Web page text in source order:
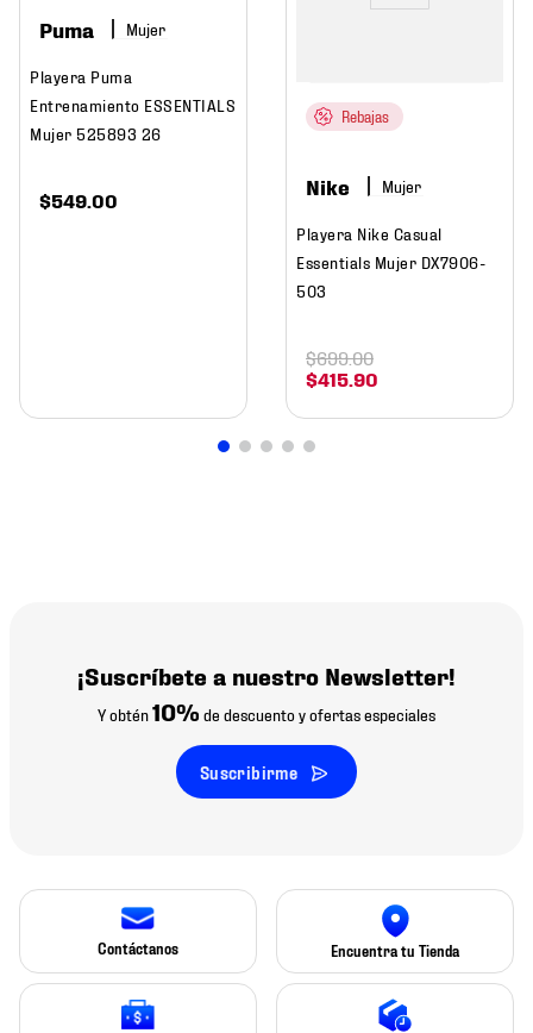
Puma Mujer
Playera Puma
Entrenamiento ESSENTIALS
Mujer 525893 26
$549 00
Rebajas
Nike Mujer
Playera Nike Casual
Essentials Mujer DX7906-
503
$415 90
$699.00
¡Suscríbete a nuestro Newsletter!
Y obtén10% de descuento y ofertas especiales
Suscribirme
Contáctanos Encuentra tu Tienda